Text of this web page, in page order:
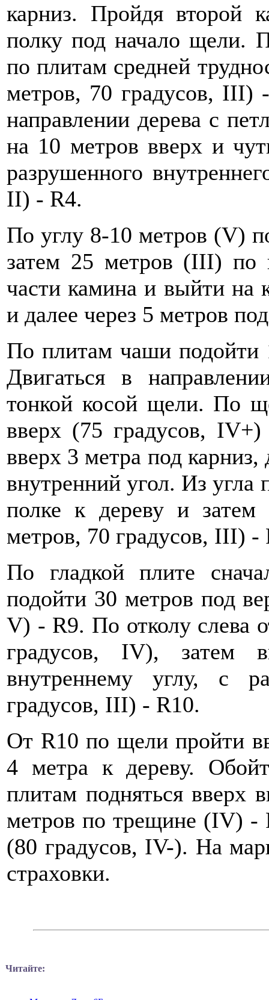
карниз. Пройдя второй
полку под начало щели.
по плитам средней
метров, 70 градусов, III)
направлении дерева с
на 10 метров вверх и
разрушенного
II) - R4.
По углу 8-10 метров (V)
затем 25 метров (III) по
части камина и выйти на
и далее через 5 метров
По плитам чаши подойти
Двигаться в
тонкой косой щели. По
вверх (75 градусов,
вверх 3 метра под карниз,
внутренний угол. Из угла
полке к дереву и
метров, 70 градусов, III) -
По гладкой плите
подойти 30 метров под
V) - R9. По отколу слева
градусов, IV), затем
внутреннему углу, с
градусов, III) - R10.
От R10 по щели пройти
4 метра к дереву.
плитам подняться вверх
метров по трещине (IV) -
(80 градусов, IV-). На
страховки.
Читайте: